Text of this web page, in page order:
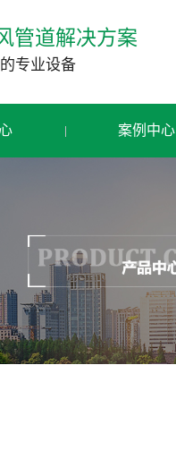
管道解决方案
专业设备
案例中心